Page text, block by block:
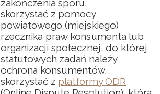
zakończenia sporu,
skorzystać z pomocy
powiatowego (miejskiego)
rzecznika praw konsumenta lub
organizacji społecznej, do której
statutowych zadań należy
ochrona konsumentów,
skorzystać z platformy ODR